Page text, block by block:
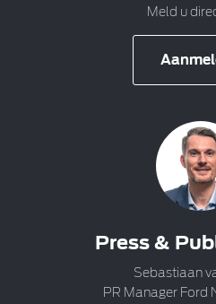
Meld u
Press &
Sebastiaan
PR Manager Ford